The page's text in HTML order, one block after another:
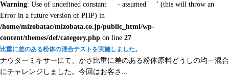
Warning: Use of undefined constant - assumed ' ' (this will throw an
Error in a future version of PHP) in
/home/mizobatac/mizobata.co.jp/public_html/wp-
content/themes/def/category.php on line 27
比重に差のある粉体の混合テストを実施しました。
ナウターミキサーにて、かさ比重に差のある粉体原料どうしの均一混合
にチャレンジしました。今回はお客さ...